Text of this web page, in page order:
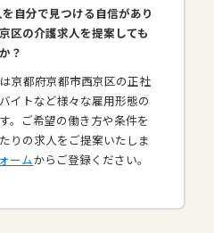
自分で見つける自信があり
区の介護求人を提案しても
？
京都府京都市西京区の正社
イトなど様々な雇用形態の
。ご希望の働き方や条件を
りの求人をご提案いたしま
ームからご登録ください。